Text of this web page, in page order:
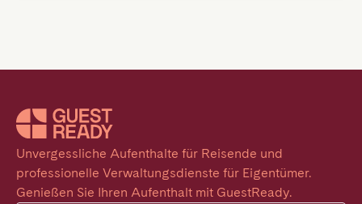
Unvergessliche Aufenthalte für Reisende und
professionelle Verwaltungsdienste für Eigentümer.
Genießen Sie Ihren Aufenthalt mit GuestReady.